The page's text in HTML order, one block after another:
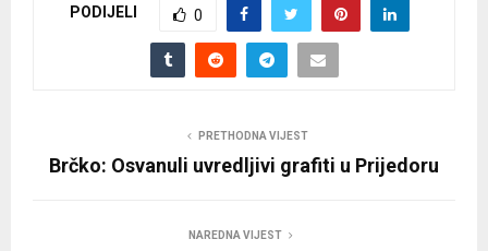
PODIJELI 0
PRETHODNA VIJEST
Brčko: Osvanuli uvredljivi grafiti u Prijedoru
NAREDNA VIJEST